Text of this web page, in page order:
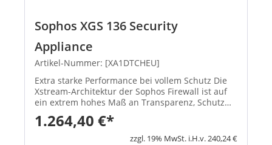
Sophos XGS 136 Security
Appliance
Artikel-Nummer: [XA1DTCHEU]
Extra starke Performance bei vollem Schutz Die
Xstream-Architektur der Sophos Firewall ist auf
ein extrem hohes Maß an Transparenz, Schutz
und Performance ausgelegt, damit
Administratoren die größten Herausforderungen
moderner Netzwerke spielend mei...
1.264,40 €*
zzgl. 19% MwSt. i.H.v. 240,24 €